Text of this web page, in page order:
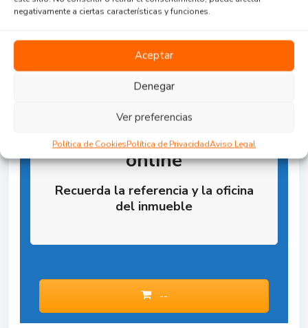
negativamente a ciertas características y funciones.
Aceptar
Denegar
Ver preferencias
Política de CookiesPolítica de PrivacidadAviso Legal
Reserva la Propiedad
online
Recuerda la referencia y la oficina
del inmueble
--